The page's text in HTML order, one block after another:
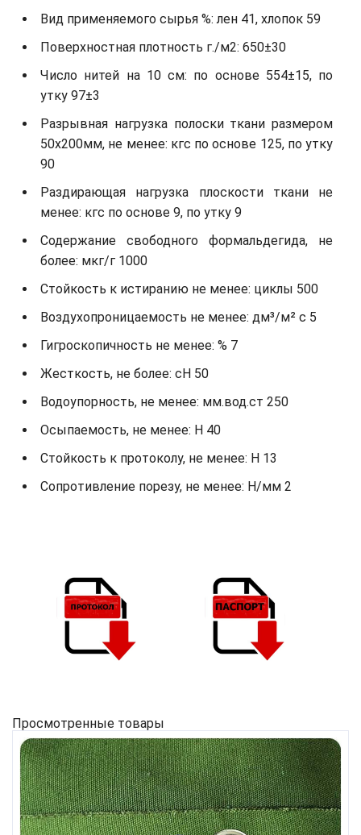
Вид применяемого сырья %: лен 41, хлопок 59
Поверхностная плотность г./м2: 650±30
Число нитей на 10 см: по основе 554±15, по
утку 97±3
Разрывная нагрузка полоски ткани размером
50х200мм, не менее: кгс по основе 125, по утку
90
Раздирающая нагрузка плоскости ткани не
менее: кгс по основе 9, по утку 9
Содержание свободного формальдегида, не
более: мкг/г 1000
Стойкость к истиранию не менее: циклы 500
Воздухопроницаемость не менее: дм³/м² с 5
Гигроскопичность не менее: % 7
Жесткость, не более: cH 50
Водоупорность, не менее: мм.вод.ст 250
Осыпаемость, не менее: H 40
Стойкость к протоколу, не менее: H 13
Сопротивление порезу, не менее: Н/мм 2
Просмотренные товары